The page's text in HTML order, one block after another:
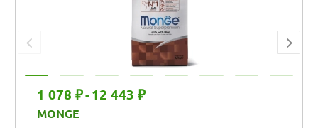
1 078 ₽-12 443 ₽
MONGE